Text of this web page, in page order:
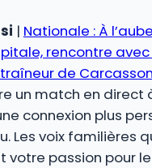
| Nationale : À
rencontre avec
de
un match en direct
connexion plus
Les voix familières
votre passion pour